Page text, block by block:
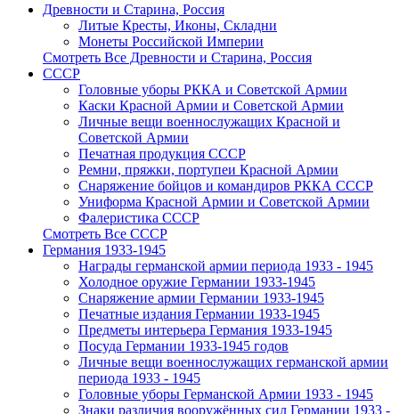
Древности и Старина, Россия
Литые Кресты, Иконы, Складни
Монеты Российской Империи
Смотреть Все Древности и Старина, Россия
СССР
Головные уборы РККА и Советской Армии
Каски Красной Армии и Советской Армии
Личные вещи военнослужащих Красной и
Советской Армии
Печатная продукция СССР
Ремни, пряжки, портупеи Красной Армии
Снаряжение бойцов и командиров РККА СССР
Униформа Красной Армии и Советской Армии
Фалеристика ССCР
Смотреть Все СССР
Германия 1933-1945
Награды германской армии периода 1933 - 1945
Холодное оружие Германии 1933-1945
Снаряжение армии Германии 1933-1945
Печатные издания Германии 1933-1945
Предметы интерьера Германия 1933-1945
Посуда Германии 1933-1945 годов
Личные вещи военнослужащих германской армии
периода 1933 - 1945
Головные уборы Германской Армии 1933 - 1945
Знаки различия вооружённых сил Германии 1933 -